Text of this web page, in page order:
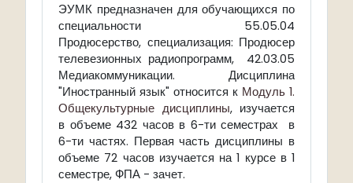
ЭУМК предназначен для обучающихся по
специальности 55.05.04
Продюсерство, специализация: Продюсер
телевезионных радиопрограмм, 42.03.05
Медиакоммуникации. Дисциплина
"Иностранный язык" относится к Модуль 1.
Общекультурные дисциплины, изучается
в объеме 432 часов в 6-ти семестрах в
6-ти частях. Первая часть дисциплины в
объеме 72 часов изучается на 1 курсе в 1
семестре, ФПА - зачет.